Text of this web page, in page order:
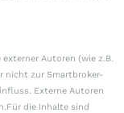
Autoren (wie z.B.
nicht zur Smartbroker-
Externe Autoren
die Inhalte sind